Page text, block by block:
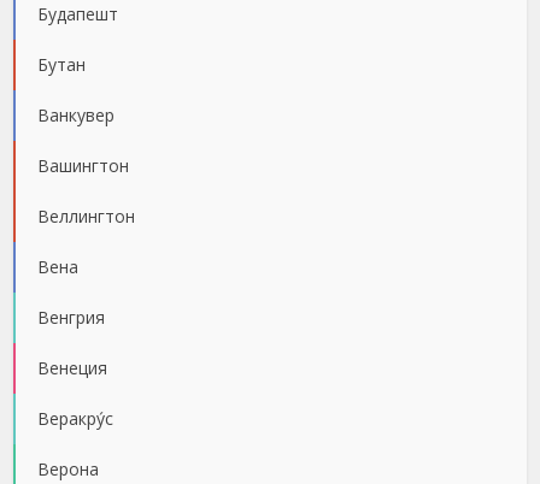
Будапешт
Бутан
Ванкувер
Вашингтон
Веллингтон
Вена
Венгрия
Венеция
Веракру́с
Верона